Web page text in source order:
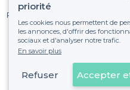
Pas de commissions et sans
fixe sans risque de
Référencer
priorité
Les cookies nous permettent de
les annonces, d'offrir des
sociaux et d'analyser notre trafic.
En savoir plus
Refuser Accepter